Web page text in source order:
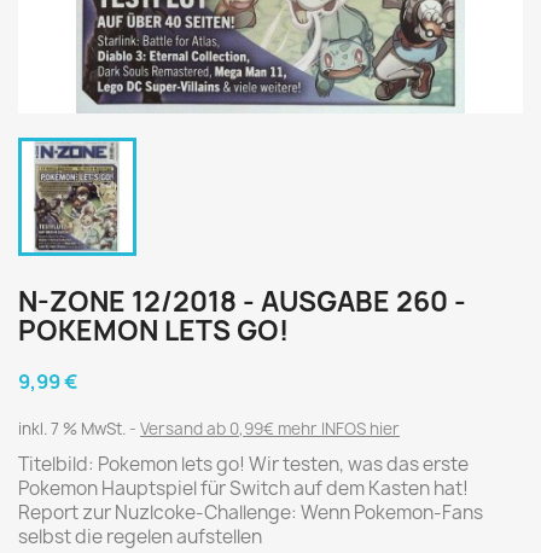
N-ZONE 12/2018 - AUSGABE 260 -
POKEMON LETS GO!
9,99 €
inkl. 7 % MwSt. Versand ab 0,99€ mehr INFOS hier
Titelbild: Pokemon lets go! Wir testen, was das erste
Pokemon Hauptspiel für Switch auf dem Kasten hat!
Report zur Nuzlcoke-Challenge: Wenn Pokemon-Fans
selbst die regelen aufstellen